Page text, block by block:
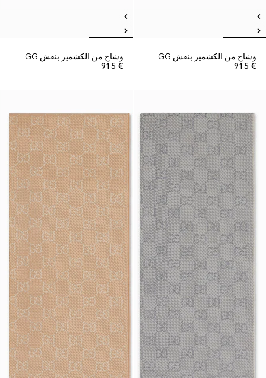
وشاح من الكشمير بنقش GG
€ 915
وشاح من الكشمير بنقش GG
€ 915